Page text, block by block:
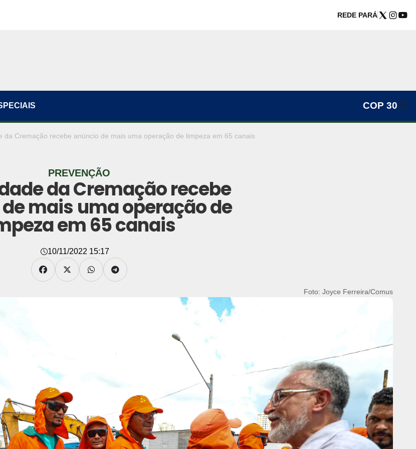
REDE PARÁ
COP 30
da Cremação recebe anúncio de mais uma operação de limpeza em 65 canais
PREVENÇÃO
da Cremação recebe
mais uma operação de
em 65 canais
10/11/2022 15:17
Foto: Joyce Ferreira/Comus